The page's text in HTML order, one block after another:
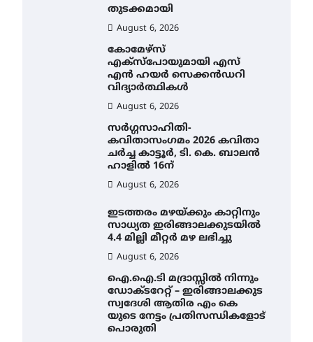
തുടക്കമായി
August 6, 2026
കോമേഴ്സ്
എക്സ്പോയുമായി എസ്
എൻ ഹയർ സെക്കൻഡറി
വിദ്യാർത്ഥികൾ
August 6, 2026
സർഗ്ഗസാഹിതി-
കവിതാസംഗമം 2026 കവിതാ
ചർച്ച കാട്ടൂർ, ടി. കെ. ബാലൻ
ഹാളിൽ 16ന്
August 6, 2026
ഇടത്തരം മഴയ്ക്കും കാറ്റിനും
സാധ്യത ഇരിങ്ങാലക്കുടയിൽ
4.4 മില്ലി മീറ്റർ മഴ ലഭിച്ചു
August 6, 2026
ഐ.ഐ.ടി മദ്രാസ്സിൽ നിന്നും
ഡോക്ടറേറ്റ് – ഇരിങ്ങാലക്കുട
സ്വദേശി ആതിര എം കെ
യുടെ നേട്ടം പ്രതിസന്ധികളോട്
പൊരുതി